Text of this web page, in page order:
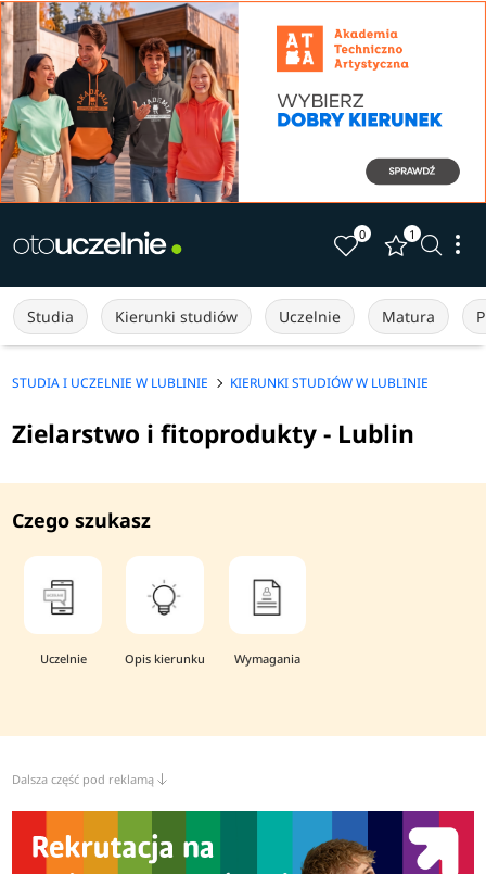
0 1
Studia Kierunki studiów Uczelnie Matura
STUDIA I UCZELNIE W LUBLINIE KIERUNKI STUDIÓW W LUBLINIE
Zielarstwo i fitoprodukty - Lublin
Czego szukasz
Uczelnie Opis kierunku Wymagania
Dalsza część pod reklamą